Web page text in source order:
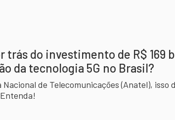
trás do investimento de R$ 169
da tecnologia 5G no Brasil?
Nacional de Telecomunicações (Anatel), isso